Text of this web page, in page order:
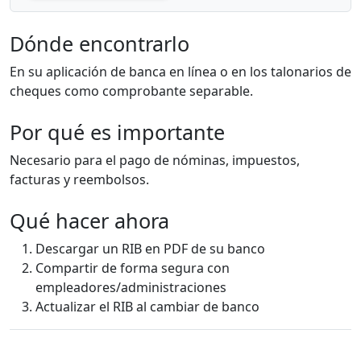
Dónde encontrarlo
En su aplicación de banca en línea o en los talonarios de
cheques como comprobante separable.
Por qué es importante
Necesario para el pago de nóminas, impuestos,
facturas y reembolsos.
Qué hacer ahora
Descargar un RIB en PDF de su banco
Compartir de forma segura con
empleadores/administraciones
Actualizar el RIB al cambiar de banco